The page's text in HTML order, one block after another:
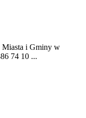
i Gminy w
74 10 ...